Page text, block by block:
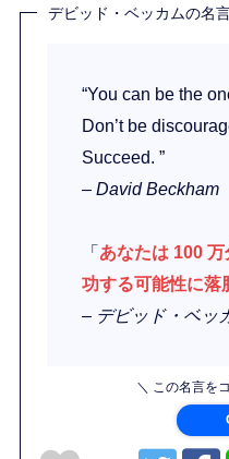
デビッド・ベッカムの名
“You can be the
Don’t be
Succeed. ”
– David Beckham
「あなたは 100
功する可能性に落
– デビッド・ベッ
＼ この名言を